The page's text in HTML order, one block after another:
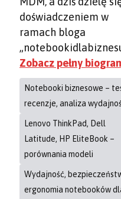
doświadczeniem w
ramach bloga
Zobacz pełny
Notebooki biznesowe –
recenzje, analiza
Lenovo ThinkPad, Dell
Latitude, HP EliteBook –
porównania modeli
Wydajność,
ergonomia notebooków